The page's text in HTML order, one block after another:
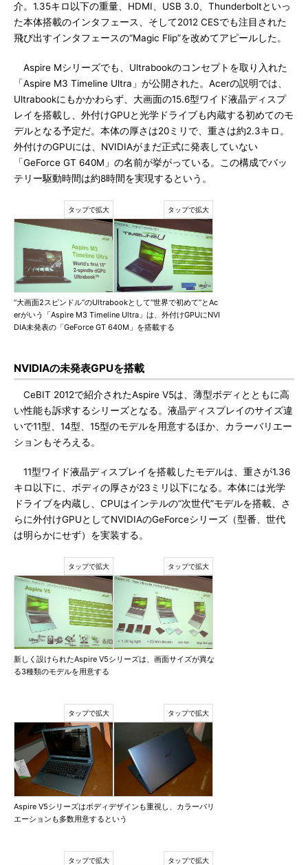
介。1.35キロ以下の重量、HDMI、USB 3.0、Thunderboltといっ
た本体搭載のインタフェース、そして2012 CESでも注目された
飛び出すインタフェースの“Magic Flip”を改めてアピールした。
Aspire Mシリーズでも、Ultrabookのコンセプトを取り入れた
「Aspire M3 Timeline Ultra」が公開された。Acerの説明では、
Ultrabookにもかかわらず、大画面の15.6型ワイド液晶ディスプ
レイを搭載し、外付けGPUと光学ドライブも内蔵する初めてのモ
デルとなる予定だ。本体の厚さは20ミリで、重さは約2.3キロ。
外付けのGPUには、NVIDIAがまだ正式に発表していない
「GeForce GT 640M」の名前が挙がっている。この構成でバッ
テリー駆動時間は約8時間を実現するという。
“大画面2スピンドル”のUltrabookとして“世界で初めて”とAc
erがいう「Aspire M3 Timeline Ultra」は、外付けGPUにNVI
DIA未発表の「GeForce GT 640M」を搭載する
NVIDIAの未発表GPUを搭載
CeBIT 2012で紹介されたAspire V5は、薄型ボディとともに高
い性能も訴求するシリーズとなる。液晶ディスプレイのサイズ違
いで11型、14型、15型のモデルを用意するほか、カラーバリエー
ションもそろえる。
11型ワイド液晶ディスプレイを搭載したモデルは、重さが1.36
キロ以下に、ボディの厚さが23ミリ以下になる。本体には光学
ドライブを内蔵し、CPUはインテルの“次世代”モデルを搭載、さ
らに外付けGPUとしてNVIDIAのGeForceシリーズ（型番、世代
は明らかにせず）を実装する。
新しく設けられたAspire V5シリーズは、画面サイズが異な
る3種類のモデルを用意する
Aspire V5シリーズはボディデザインも重視し、カラーバリ
エーションも多数用意するという